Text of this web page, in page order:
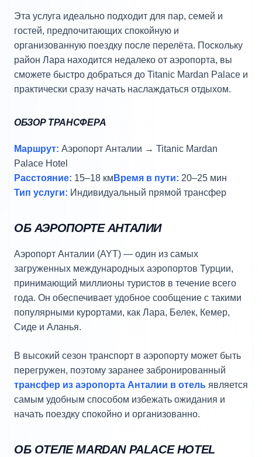
Эта услуга идеально подходит для пар, семей и
гостей, предпочитающих спокойную и
организованную поездку после перелёта. Поскольку
район Лара находится недалеко от аэропорта, вы
сможете быстро добраться до Titanic Mardan Palace и
практически сразу начать наслаждаться отдыхом.
ОБЗОР ТРАНСФЕРА
Маршрут: Аэропорт Анталии → Titanic Mardan
Palace Hotel
Расстояние: 15–18 км Время в пути: 20–25 мин
Тип услуги: Индивидуальный прямой трансфер
ОБ АЭРОПОРТЕ АНТАЛИИ
Аэропорт Анталии (AYT) — один из самых
загруженных международных аэропортов Турции,
принимающий миллионы туристов в течение всего
года. Он обеспечивает удобное сообщение с такими
популярными курортами, как Лара, Белек, Кемер,
Сиде и Аланья.
В высокий сезон транспорт в аэропорту может быть
перегружен, поэтому заранее забронированный
трансфер из аэропорта Анталии в отель является
самым удобным способом избежать ожидания и
начать поездку спокойно и организованно.
ОБ ОТЕЛЕ MARDAN PALACE HOTEL